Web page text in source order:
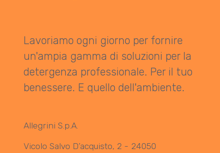
Lavoriamo ogni giorno per fornire
un'ampia gamma di soluzioni per la
detergenza professionale. Per il tuo
benessere. E quello dell'ambiente.
Allegrini S.p.A.
Vicolo Salvo D’acquisto, 2 - 24050